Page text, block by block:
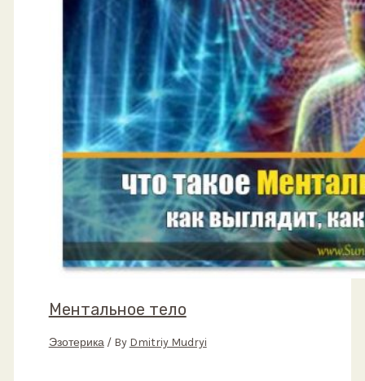
Ментальное тело
Эзотерика/ By Dmitriy Mudryi